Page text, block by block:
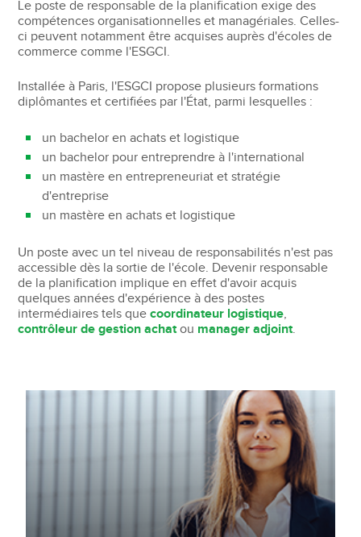
Le poste de responsable de la planification exige des
compétences organisationnelles et managériales. Celles-
ci peuvent notamment être acquises auprès d'écoles de
commerce comme l'ESGCI.
Installée à Paris, l'ESGCI propose plusieurs formations
diplômantes et certifiées par l'État, parmi lesquelles :
un bachelor en achats et logistique
un bachelor pour entreprendre à l'international
un mastère en entrepreneuriat et stratégie
d'entreprise
un mastère en achats et logistique
Un poste avec un tel niveau de responsabilités n'est pas
accessible dès la sortie de l'école. Devenir responsable
de la planification implique en effet d'avoir acquis
quelques années d'expérience à des postes
intermédiaires tels quecoordinateur logistique,
contrôleur de gestion achatou manager adjoint.